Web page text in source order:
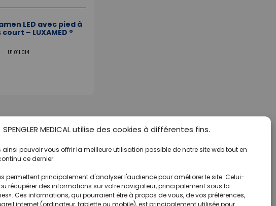
SPENGLER MEDICAL utilise des cookies à différentes fins.
pouvoir vous offrir la meilleure utilisation possible de notre site web tout en
ce dernier.
permettent principalement d'analyser l'audience pour améliorer le site. Celui-
récupérer des informations sur votre navigateur, principalement sous la
Ces informations, qui pourraient être à propos de vous, de vos préférences,
internet (ordinateur, tablette ou mobile), est principalement utilisée pour
LED avec pied à
– LUXAMED ®
U1.011.014